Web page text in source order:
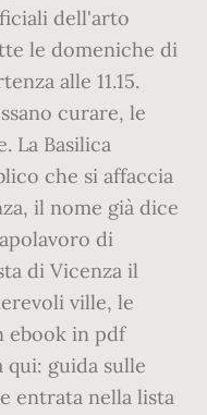
dell'arto
le domeniche di
alle 11.15.
curare, le
La Basilica
che si affaccia
il nome già dice
di
di Vicenza il
ville, le
ebook in pdf
qui: guida sulle
entrata nella lista